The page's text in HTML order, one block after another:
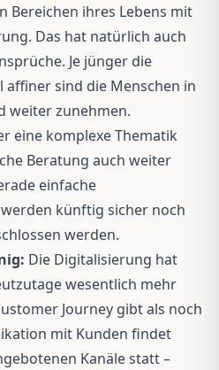
Bereichen ihres Lebens mit
Das hat natürlich auch
Je jünger die
sind die Menschen in
weiter zunehmen.
eine komplexe Thematik
Beratung auch weiter
einfache
künftig sicher noch
werden.
Die Digitalisierung hat
wesentlich mehr
Journey gibt als noch
mit Kunden findet
Kanäle statt –